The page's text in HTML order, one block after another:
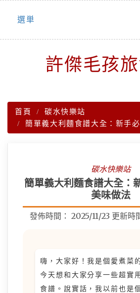
Skip
選単
許傑毛孩
首頁
碳水快樂站
簡單義大利麵食譜大全：新手
碳水快樂站
簡單義大利麵食譜大全：
美味做法
發佈時間： 2025/11/23 更新時
嗨，大家好！我是個愛煮菜
今天想和大家分享一些超實
食譜。說實話，我以前也是